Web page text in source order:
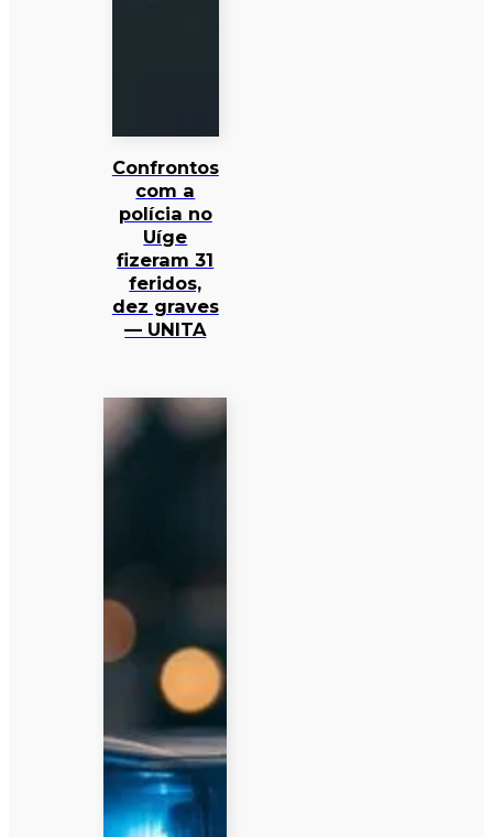
Confrontos
com a
polícia no
Uíge
fizeram 31
feridos,
dez graves
— UNITA